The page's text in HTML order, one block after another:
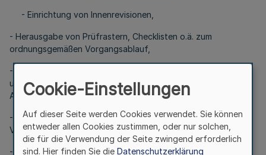
- Einrichtung von Innenrevisionen,
- Herausgabe von Prüfrastern, Checklisten o.ä. zum
ordnungsgemäßen Vorgangsablauf,
- Standardisierung von wiederkehrenden Vorgangsabläufen
unter Einsatz der IT (automatische Erfassung von
Auffälligkeiten),
- Einhaltung des Vier-Augen-Prinzips auch über den
Vergabebereich hinaus,
- Transparenz der Entscheidungsfindung in
Cookie-Einstellungen
Auf dieser Seite werden Cookies verwendet. Sie können
entweder allen Cookies zustimmen, oder nur solchen,
die für die Verwendung der Seite zwingend erforderlich
sind. Hier finden Sie die Datenschutzerklärung